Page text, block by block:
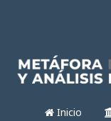
Inicio